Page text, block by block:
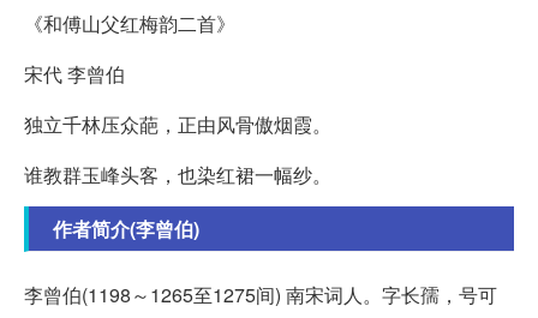
《和傅山父红梅韵二首》
宋代 李曾伯
独立千林压众葩，正由风骨傲烟霞。
谁教群玉峰头客，也染红裙一幅纱。
作者简介(李曾伯)
李曾伯(1198～1265至1275间) 南宋词人。字长孺，号可